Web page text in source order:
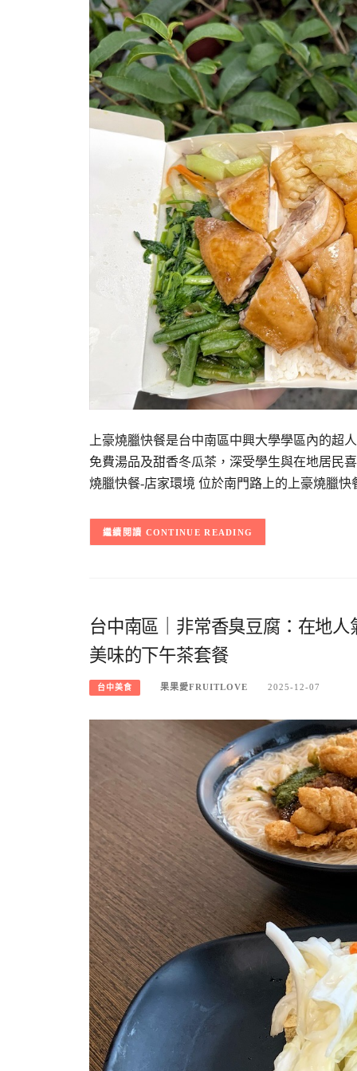
上豪燒臘快餐是台中南區中興大學學區內的超
免費湯品及甜香冬瓜茶，深受學生與在地居民
燒臘快餐-店家環境 位於南門路上的上豪燒臘
CONTINUE READING
台中南區｜非常香臭豆腐：在地
美味的下午茶套餐
台中美食 果果愛FRUITLOVE 2025-12-07